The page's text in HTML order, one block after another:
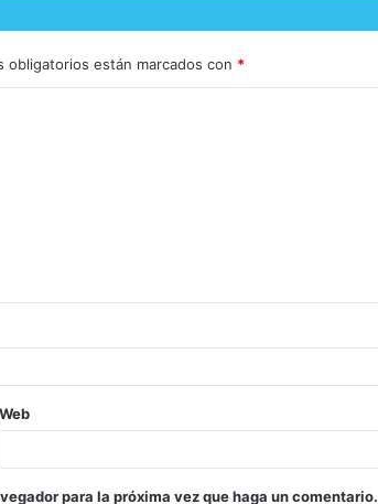
obligatorios están marcados con *
Web
para la próxima vez que haga un comentario.